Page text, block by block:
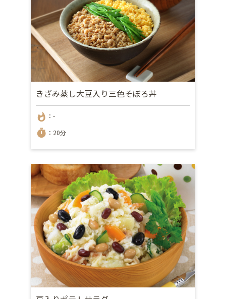
きざみ蒸し大豆入り三色そぼろ丼
whatshot ：-
timer ：20分